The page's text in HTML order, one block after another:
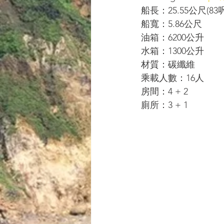
船長：25.55公尺(83
船寬：5.86公尺
油箱：6200公升
水箱：1300公升
材質：碳纖維
乘載人數：16人
房間：4 + 2
廁所：3 + 1